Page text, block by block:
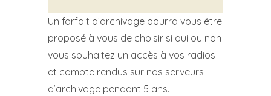
Un forfait d’archivage pourra vous être
proposé à vous de choisir si oui ou non
vous souhaitez un accès à vos radios
et compte rendus sur nos serveurs
d’archivage pendant 5 ans.